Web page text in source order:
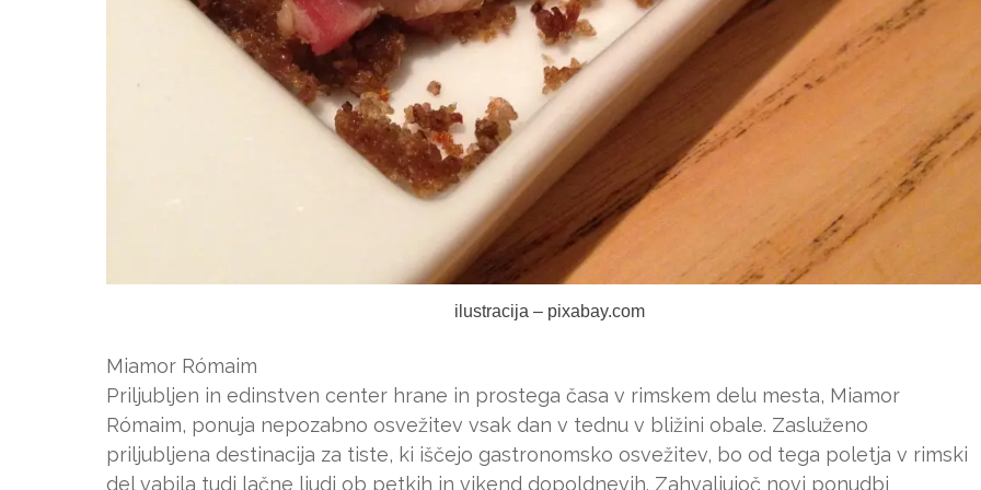
ilustracija – pixabay.com
Miamor Rómaim
Priljubljen in edinstven center hrane in prostega časa v rimskem delu mesta, Miamor
Rómaim, ponuja nepozabno osvežitev vsak dan v tednu v bližini obale. Zasluženo
priljubljena destinacija za tiste, ki iščejo gastronomsko osvežitev, bo od tega poletja v rimski
del vabila tudi lačne ljudi ob petkih in vikend dopoldnevih. Zahvaljujoč novi ponudbi